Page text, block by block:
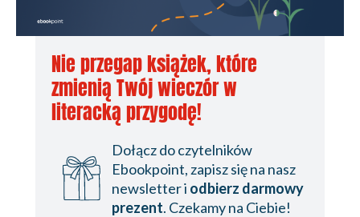
Nie przegap książek, które
zmienią Twój wieczór w
literacką przygodę!
Dołącz do czytelników
Ebookpoint, zapisz się na nasz
newsletter i odbierz darmowy
prezent. Czekamy na Ciebie!